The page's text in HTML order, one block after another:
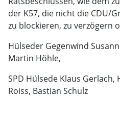
der K57, die nicht die CDU/
zu blockieren, zu verzögern
Hülseder Gegenwind
Martin Höhle,
SPD Hülsede Klaus
Roiss, Bastian Schulz